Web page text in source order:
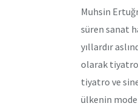
Muhsin
süren sanat
yıllardır
olarak tiyatro
tiyatro ve
ülkenin